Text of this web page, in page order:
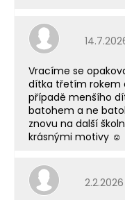
Vracíme se
dítka třetím rokem
případě menšího
batohem a ne
znovu na další
krásnými motivy ☺️
2.2.2026